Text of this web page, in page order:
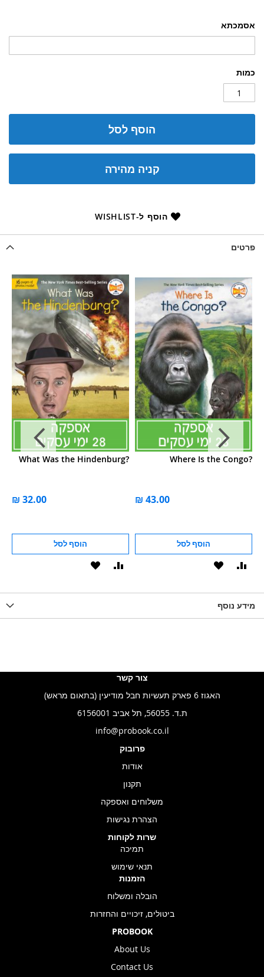
אסמכתא
כמות
הוסף לסל
קניה מהירה
הוסף ל-WISHLIST
פרטים
What Was the Hindenburg?
הוסף לסל
הוסף
Where Is the Congo?
הוסף לסל
הוסף
מידע נוסף
צור קשר
האגוז 6 פארק תעשיות חבל מודיעין (בתאום מראש)
ת.ד. 56055, תל אביב 6156001
info@probook.co.il
פרובוק
אודות
תקנון
משלוחים ואספקה
הצהרת נגישות
שרות לקוחות
תמיכה
תנאי שימוש
הזמנות
הובלה ומשלוח
ביטולים, זיכויים והחזרות
PROBOOK
About Us
Contact Us